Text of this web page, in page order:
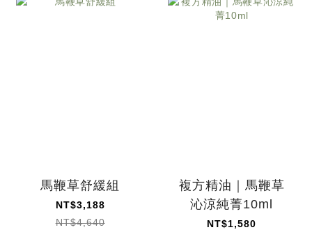
馬鞭草舒緩組
NT$3,188
NT$4,640
複方精油｜馬鞭草
沁涼純菁10ml
NT$1,580